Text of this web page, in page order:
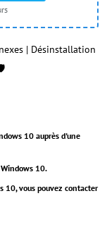
| Désinstallation
10 auprès d'une
10.
10, vous pouvez contacter